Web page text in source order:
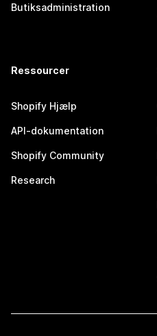
Butiksadministration
Ressourcer
Shopify Hjælp
API-dokumentation
Shopify Community
Research